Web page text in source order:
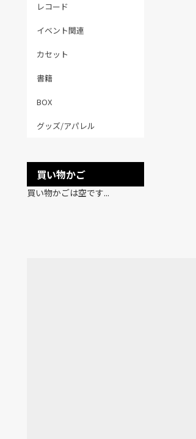
レコード
イベント関連
カセット
書籍
BOX
グッズ/アパレル
買い物かご
買い物かごは空です...